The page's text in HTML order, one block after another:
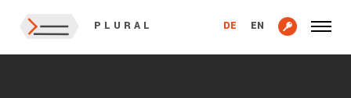
PLURAL DE EN